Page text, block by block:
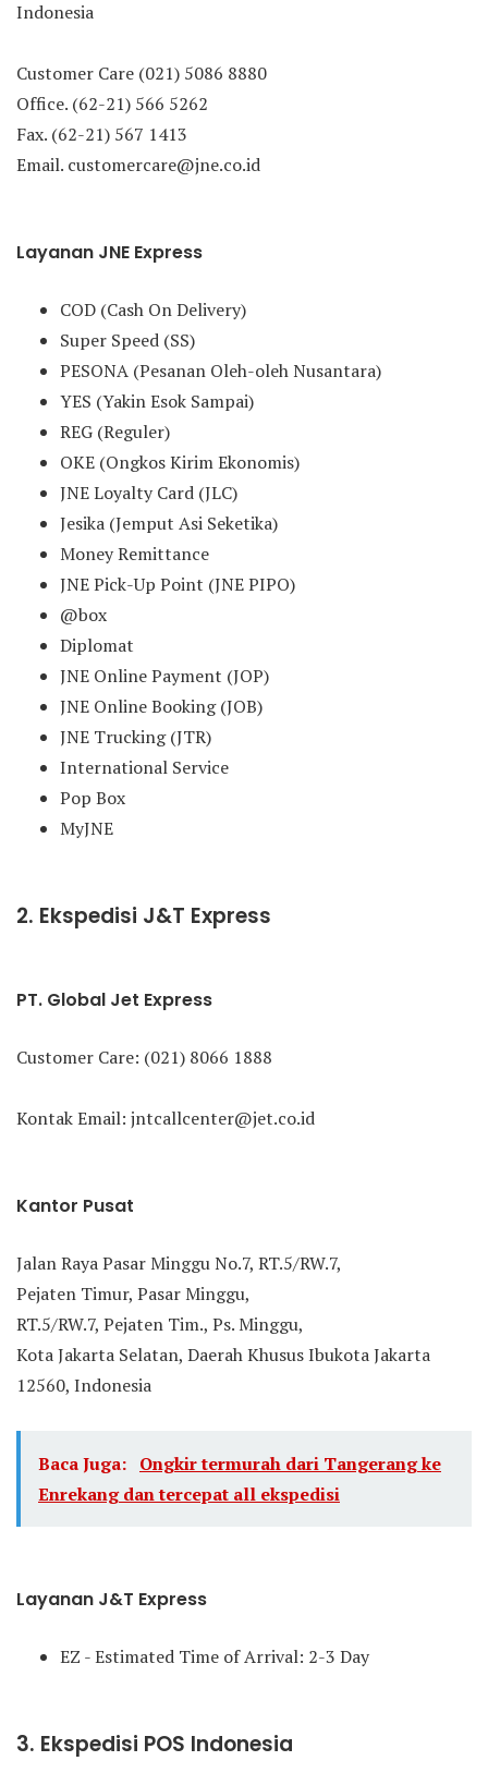
Indonesia
Customer Care (021) 5086 8880
Office. (62-21) 566 5262
Fax. (62-21) 567 1413
Email. customercare@jne.co.id
Layanan JNE Express
COD (Cash On Delivery)
Super Speed (SS)
PESONA (Pesanan Oleh-oleh Nusantara)
YES (Yakin Esok Sampai)
REG (Reguler)
OKE (Ongkos Kirim Ekonomis)
JNE Loyalty Card (JLC)
Jesika (Jemput Asi Seketika)
Money Remittance
JNE Pick-Up Point (JNE PIPO)
@box
Diplomat
JNE Online Payment (JOP)
JNE Online Booking (JOB)
JNE Trucking (JTR)
International Service
Pop Box
MyJNE
2. Ekspedisi J&T Express
PT. Global Jet Express
Customer Care: (021) 8066 1888
Kontak Email: jntcallcenter@jet.co.id
Kantor Pusat
Jalan Raya Pasar Minggu No.7, RT.5/RW.7,
Pejaten Timur, Pasar Minggu,
RT.5/RW.7, Pejaten Tim., Ps. Minggu,
Kota Jakarta Selatan, Daerah Khusus Ibukota Jakarta
12560, Indonesia
Baca Juga: Ongkir termurah dari Tangerang ke
Enrekang dan tercepat all ekspedisi
Layanan J&T Express
EZ - Estimated Time of Arrival: 2-3 Day
3. Ekspedisi POS Indonesia